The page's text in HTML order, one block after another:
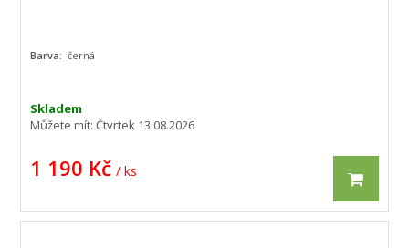
Skladem
Můžete mít:Čtvrtek 13.08.2026
1 190 Kč / ks
Barva:černá